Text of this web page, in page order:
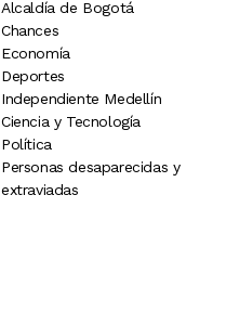
Alcaldía de Bogotá
Chances
Economía
Deportes
Independiente Medellín
Ciencia y Tecnología
Política
Personas desaparecidas y
extraviadas